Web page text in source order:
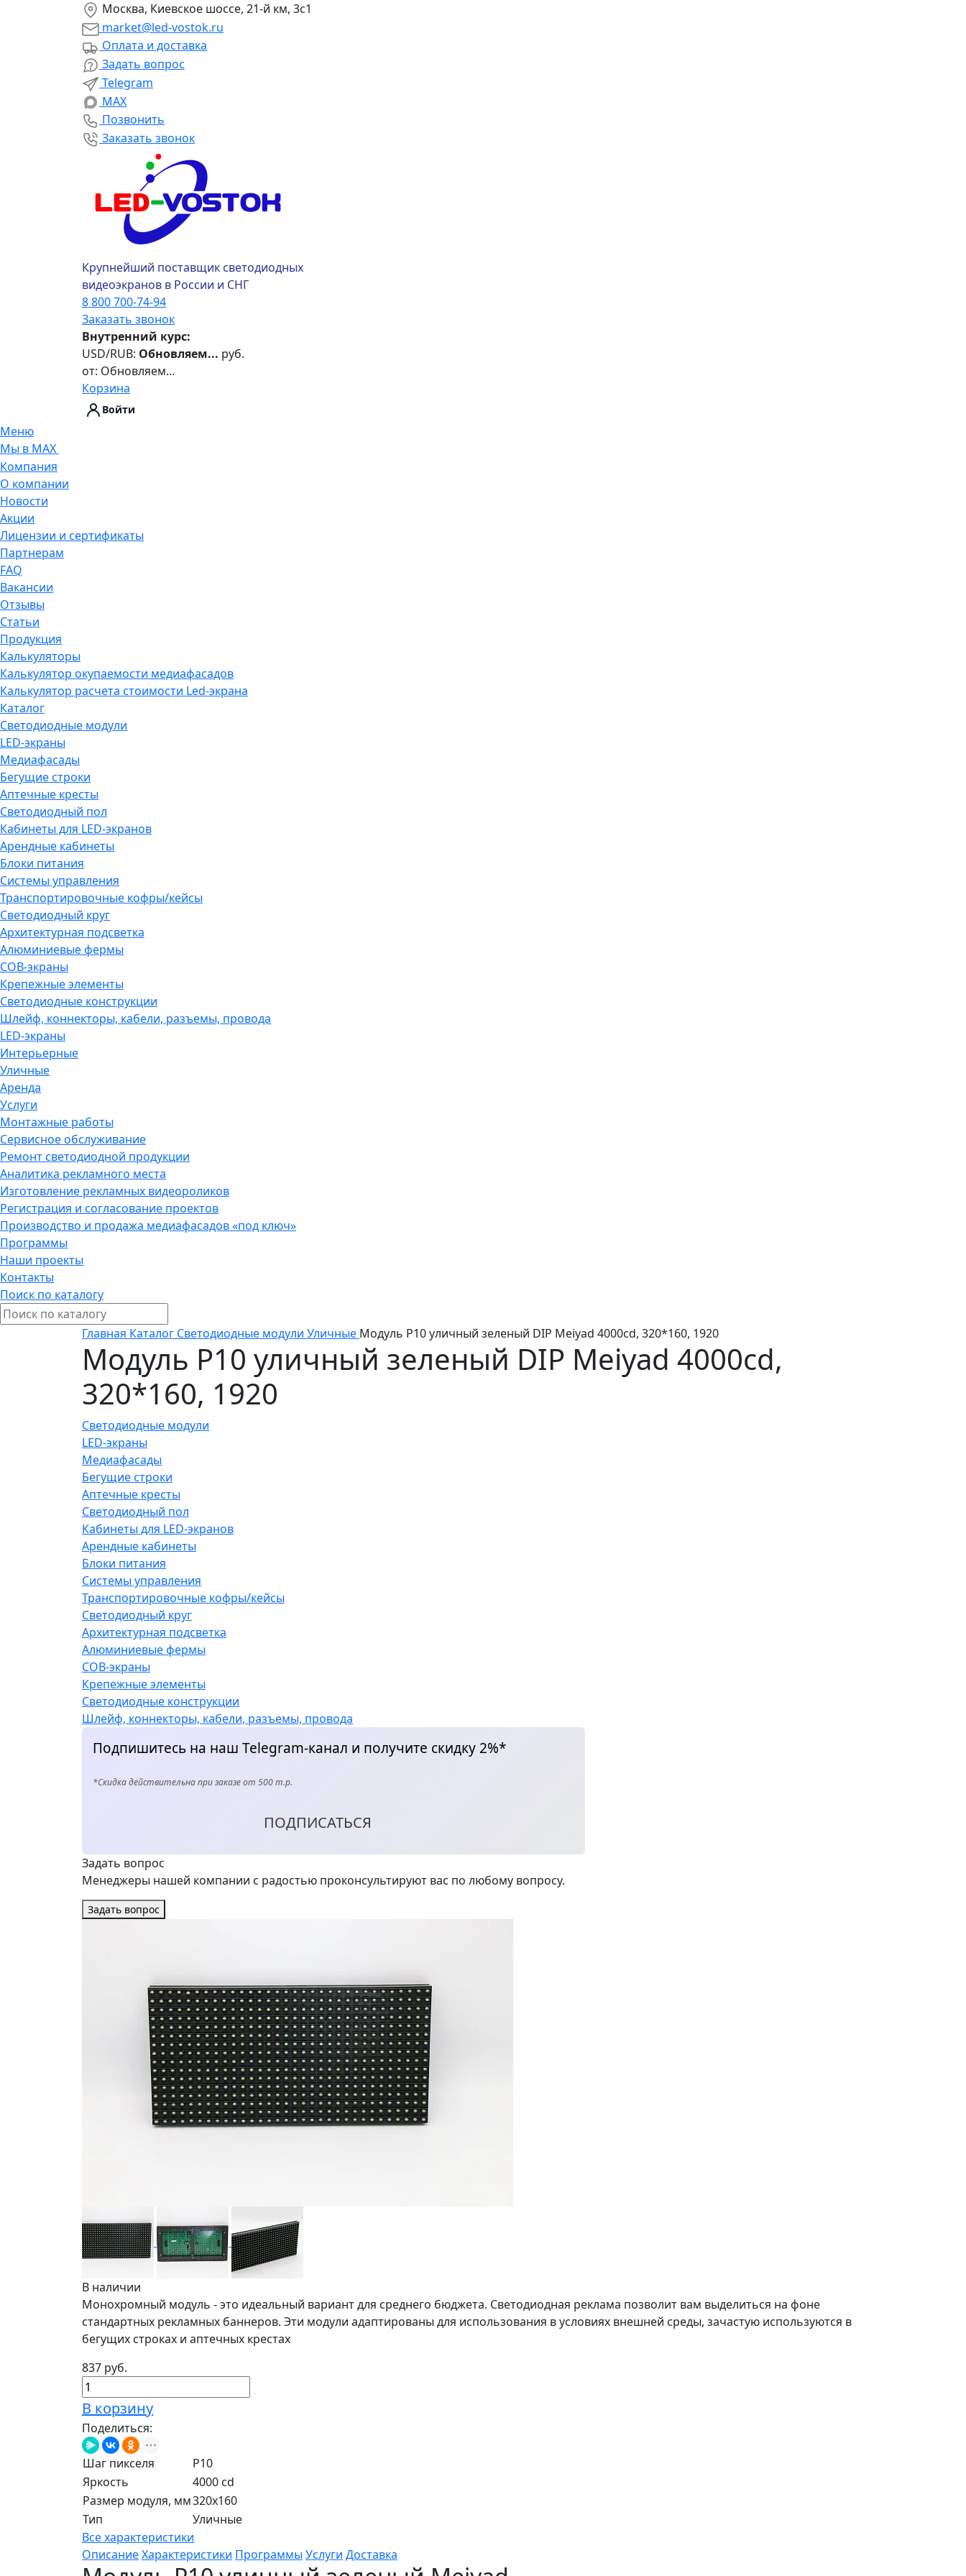
Москва, Киевское шоссе, 21-й км, 3с1
market@led-vostok.ru
Оплата и доставка
Задать вопрос
Telegram
MAX
Позвонить
Заказать звонок
Крупнейший поставщик светодиодных
видеоэкранов в России и СНГ
8 800 700-74-94
Заказать звонок
Внутренний курс:
USD/RUB: Обновляем... руб.
от: Обновляем...
Корзина
Войти
Меню
Мы в MAX
Компания
О компании
Новости
Акции
Лицензии и сертификаты
Партнерам
FAQ
Вакансии
Отзывы
Статьи
Продукция
Калькуляторы
Калькулятор окупаемости медиафасадов
Калькулятор расчета стоимости Led-экрана
Каталог
Светодиодные модули
LED-экраны
Медиафасады
Бегущие строки
Аптечные кресты
Светодиодный пол
Кабинеты для LED-экранов
Арендные кабинеты
Блоки питания
Системы управления
Транспортировочные кофры/кейсы
Светодиодный круг
Архитектурная подсветка
Алюминиевые фермы
COB-экраны
Крепежные элементы
Светодиодные конструкции
Шлейф, коннекторы, кабели, разъемы, провода
LED-экраны
Интерьерные
Уличные
Аренда
Услуги
Монтажные работы
Сервисное обслуживание
Ремонт светодиодной продукции
Аналитика рекламного места
Изготовление рекламных видеороликов
Регистрация и согласование проектов
Производство и продажа медиафасадов «под ключ»
Программы
Наши проекты
Контакты
Поиск по каталогу
Главная Каталог Светодиодные модули Уличные Модуль P10 уличный зеленый DIP Meiyad 4000cd, 320*160, 1920
Модуль P10 уличный зеленый DIP Meiyad 4000cd,
320*160, 1920
Светодиодные модули
LED-экраны
Медиафасады
Бегущие строки
Аптечные кресты
Светодиодный пол
Кабинеты для LED-экранов
Арендные кабинеты
Блоки питания
Системы управления
Транспортировочные кофры/кейсы
Светодиодный круг
Архитектурная подсветка
Алюминиевые фермы
COB-экраны
Крепежные элементы
Светодиодные конструкции
Шлейф, коннекторы, кабели, разъемы, провода
Подпишитесь на наш Telegram-канал и получите скидку 2%*
*Скидка действительна при заказе от 500 т.р.
ПОДПИСАТЬСЯ
Задать вопрос
Менеджеры нашей компании с радостью проконсультируют вас по любому вопросу.
Задать вопрос
В наличии
Монохромный модуль - это идеальный вариант для среднего бюджета. Светодиодная реклама позволит вам выделиться на фоне
стандартных рекламных баннеров. Эти модули адаптированы для использования в условиях внешней среды, зачастую используются в
бегущих строках и аптечных крестах
837 руб.
В корзину
Поделиться:
Шаг пикселя
P10
Яркость
4000 cd
Размер модуля, мм320x160
Тип
Уличные
Все характеристики
ОписаниеХарактеристики Программы Услуги Доставка